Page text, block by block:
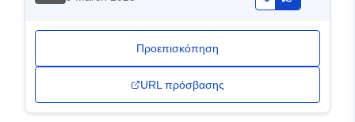
Προεπισκόπηση
URL πρόσβασης